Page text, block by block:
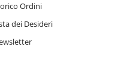
Ordini
dei Desideri